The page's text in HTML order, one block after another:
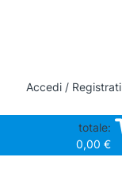
Accedi / Registrati
totale:
0,00 €